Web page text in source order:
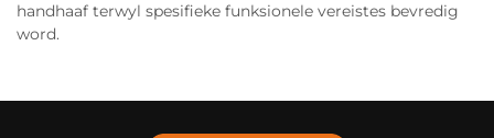
handhaaf terwyl spesifieke funksionele vereistes bevredig
word.